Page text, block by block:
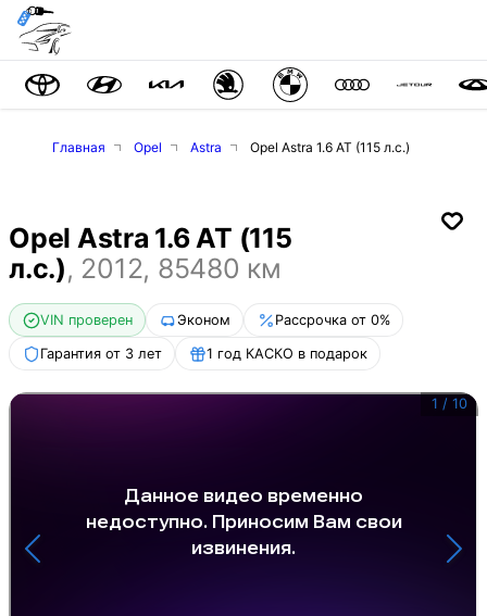
Главная Opel Astra Opel Astra 1.6 AT (115 л.с.)
Opel Astra 1.6 AT (115
л.с.), 2012, 85480 км
VIN проверен Эконом Рассрочка от 0%
Гарантия от 3 лет 1 год КАСКО в подарок
1 / 10